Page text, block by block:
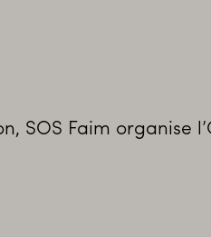
Faim organise